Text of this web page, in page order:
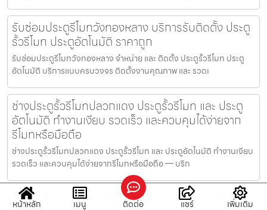
รับซ่อมประตูรีโมทวังทองหลาง บริการรับติดตั้ง ประตู
รั้วรีโมท ประตูอัตโนมัติ ราคาถูก
รับซ่อมประตูรีโมทวังทองหลาง จำหน่าย และ ติดตั้ง ประตูรั้วรีโมท ประตู
อัตโนมัติ บริการแบบครบวงจร ติดตั้งงานคุณภาพ และ รวดเ
ช่างประตูรั้วรีโมทปลวกแดง ประตูรั้วรีโมท และ ประตู
อัตโนมัติ ทำงานเงียบ รวดเร็ว และควบคุมได้ง่ายจาก
รีโมทหรือมือถือ
ช่างประตูรั้วรีโมทปลวกแดง ประตูรั้วรีโมท และ ประตูอัตโนมัติ ทำงานเงียบ
รวดเร็ว และควบคุมได้ง่ายจากรีโมทหรือมือถือ — บริก
รับติดตั้งประตูรั้วรีโมทอัตโนมัติพนมสารคาม บริการ
หน้าหลัก เมนู ติดต่อ แชร์ เพิ่มเติม